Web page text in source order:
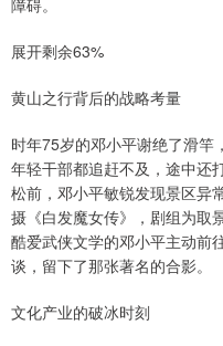
障碍。
展开剩余63%
黄山之行背后的战略考量
时年75岁的邓小平谢绝了滑竿
年轻干部都追赶不及，途中还
松前，邓小平敏锐发现景区异
摄《白发魔女传》，剧组为取
酷爱武侠文学的邓小平主动前
谈，留下了那张著名的合影。
文化产业的破冰时刻